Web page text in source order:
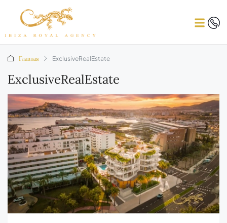
Главная ExclusiveRealEstate
ExclusiveRealEstate